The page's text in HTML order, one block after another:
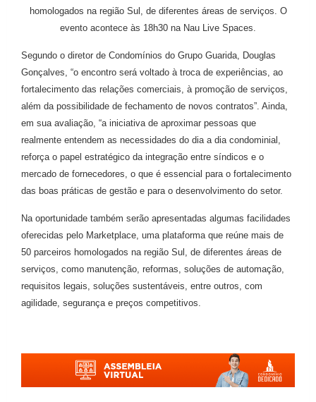
homologados na região Sul, de diferentes áreas de serviços. O
evento acontece às 18h30 na Nau Live Spaces.
Segundo o diretor de Condomínios do Grupo Guarida, Douglas
Gonçalves, “o encontro será voltado à troca de experiências, ao
fortalecimento das relações comerciais, à promoção de serviços,
além da possibilidade de fechamento de novos contratos”. Ainda,
em sua avaliação, “a iniciativa de aproximar pessoas que
realmente entendem as necessidades do dia a dia condominial,
reforça o papel estratégico da integração entre síndicos e o
mercado de fornecedores, o que é essencial para o fortalecimento
das boas práticas de gestão e para o desenvolvimento do setor.
Na oportunidade também serão apresentadas algumas facilidades
oferecidas pelo Marketplace, uma plataforma que reúne mais de
50 parceiros homologados na região Sul, de diferentes áreas de
serviços, como manutenção, reformas, soluções de automação,
requisitos legais, soluções sustentáveis, entre outros, com
agilidade, segurança e preços competitivos.